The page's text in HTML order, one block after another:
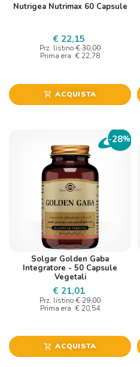
Nutrigea Nutrimax 60 Capsule
€ 22,15
Prz. listino € 30,00
Prima era € 22,78
shopping_cart ACQUISTA
-28%
Solgar Golden Gaba
Integratore - 50 Capsule
Vegetali
€ 21,01
Prz. listino € 29,00
Prima era € 20,54
shopping_cart ACQUISTA